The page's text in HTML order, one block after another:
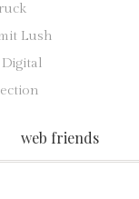
Lush
Digital
web friends